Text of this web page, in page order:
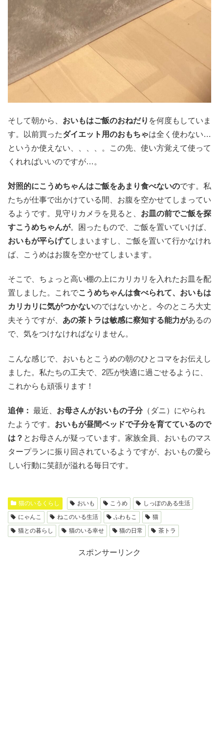
そして朝から、 おいもはご飯のおねだり を何度もしていま
す。以前買ったダイエット用のおもちゃは全く使わない…
というか使えない、、、、。この先、使い方覚えて使って
くれればいいのですが…。
対照的にこうめちゃんはご飯をあまり食べないのです。私
たちが仕事で出かけている間、お腹を空かせてしまってい
るようです。見守りカメラを見ると、 お皿の前でご飯を探
すこうめちゃんが。困ったもので、ご飯を置いていけば、
おいもが平らげて しまいますし、ご飯を置いて行かなけれ
ば、こうめはお腹を空かせてしまいます。
そこで、ちょっと高い棚の上にカリカリを入れたお皿を配
置しました。これでこうめちゃんは食べられて、おいもは
カリカリに気がつかないのではないかと。今のところ大丈
夫そうですが、 あの茶トラは敏感に察知する能力があるの
で、気をつけなければなりません。
こんな感じで、おいもとこうめの朝のひとコマをお伝えし
ました。私たちの工夫で、2匹が快適に過ごせるように、
これからも頑張ります！
追伸： 最近、 お母さんがおいもの子分（ダニ）にやられ
たようです。 おいもが昼間ベッドで子分を育てているので
は？ とお母さんが疑っています。家族全員、おいものマス
タープランに振り回されているようですが、おいもの愛ら
しい行動に笑顔が溢れる毎日です。
猫のいるくらし おいも こうめ
しっぽのある生活
にゃんこ
ねこのいる生活 ふわもこ
猫
猫との暮らし
猫のいる幸せ 猫の日常 茶トラ
スポンサーリンク